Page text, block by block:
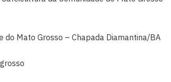
do Mato Grosso – Chapada Diamantina/BA